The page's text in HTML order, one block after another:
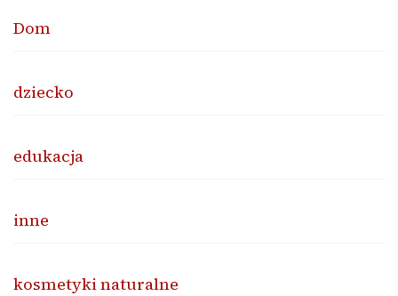
Dom
dziecko
edukacja
inne
kosmetyki naturalne